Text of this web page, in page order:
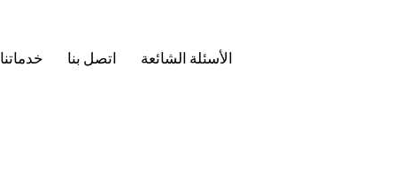
خدماتنا اتصل بنا الأسئلة الشائعة